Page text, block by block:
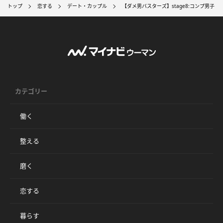
トップ 恋する デート・カップル 【ダメ男バスターズ】stage8:コンプ男子
カテゴリー
働く
整える
磨く
恋する
暮らす